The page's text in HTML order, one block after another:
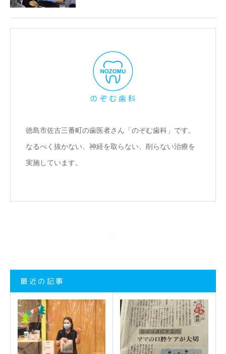
徳島市佐古三番町の歯医者さん「のぞむ歯科」です。
なるべく抜かない、神経を取らない、削らない治療を
実施しています。
最近の記事